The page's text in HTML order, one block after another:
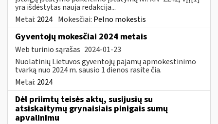
yra išdėstytas nauja redakcija...
Metai: 2024 Mokesčiai: Pelno mokestis
Gyventojų mokesčiai 2024 metais
Web turinio sąrašas 2024-01-23
Nuolatinių Lietuvos gyventojų pajamų apmokestinimo
tvarką nuo 2024 m. sausio 1 dienos rasite čia.
Metai: 2024
Dėl priimtų teisės aktų, susijusių su
atsiskaitymų grynaisiais pinigais sumų
apvalinimu